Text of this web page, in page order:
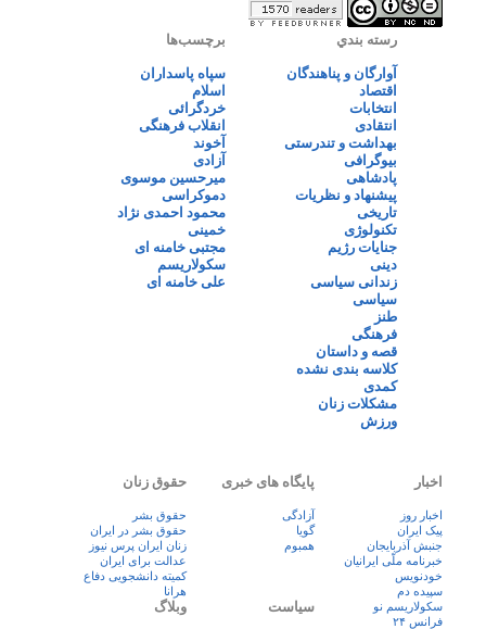
رسته بندي
آوارگان و پناهندگان
اقتصاد
انتخابات
انتقادی
بهداشت و تندرستی
بیوگرافی
پادشاهی
پیشنهاد و نظریات
تاریخی
تکنولوژی
جنایات رژیم
دینی
زندانی سیاسی
سیاسی
طنز
فرهنگی
قصه و داستان
کلاسه بندی نشده
کمدی
مشکلات زنان
ورزش
برچسب‌ها
سپاه پاسداران
اسلام
خردگرائی
انقلاب فرهنگی
آخوند
آزادی
میرحسین موسوی
دموکراسی
محمود احمدی نژاد
خمینی
مجتبی خامنه ای
سکولاریسم
علی خامنه ای
اخبار
اخبار روز
پيک ايران
جنبش آذربایجان
خبرنامه ملّی ایرانیان
خودنویس
سپیده دم
سکولاریسم نو
فرانس ۲۴
پایگاه های خبری
آزادگی
گویا
همبوم
حقوق زنان
حقوق بشر
حقوق بشر در ایران
زنان ايران پرس نيوز
عدالت برای ایران
کمیته دانشجویی دفاع
هرانا
سیاست وبلاگ